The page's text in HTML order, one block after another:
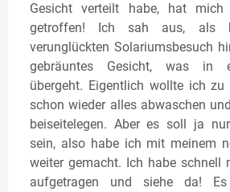
Gesicht verteilt habe, hat
getroffen! Ich sah aus, als
verunglückten Solariumsbesuch
gebräuntes Gesicht, was in
übergeht. Eigentlich wollte ich zu
schon wieder alles abwaschen
beiseitelegen. Aber es soll ja
sein, also habe ich mit meinem
weiter gemacht. Ich habe schnell
aufgetragen und siehe da!